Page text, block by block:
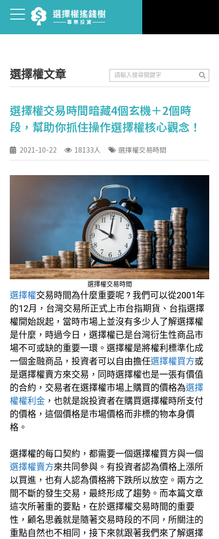
選擇權文章
選擇權交易時間暗藏4個玄機＋2個時
段，幫助你抓住操作選擇權核心觀念！
2021-10-22 18133人 選擇權交易時間
選擇權交易時間
選擇權交易時間為什麼重要呢 ? 我們可以從2001年
的12月，台灣交易所正式上市台指期貨、台指選擇
權開始說起，當時市場上並沒有多少人了解選擇權
是什麼，時過今日，選擇權已是台灣衍生性商品市
場不可或缺的重要一環。選擇權是將權利標準化成
一個金融商品，投資者可以自由擔任選擇權買方或
是選擇權賣方來交易，同時選擇權也是一張有價值
的合約，交易者在選擇權市場上購買的價格為選擇
權權利金 ，也就是說投資者在購買選擇權時所支付
的價格，這個價格是市場價格而非標的物本身價
格。
選擇權的每口契約，都需要一個選擇權買方與一個
選擇權賣方來共同參與。有投資者認為價格上漲所
以買進，也有人認為價格將下跌所以放空。兩方之
間不斷的發生交易，最終形成了趨勢。而本篇文章
這次所著重的要點，在於選擇權交易時間的重要
性，顧名思義就是隨著交易時段的不同，所關注的
重點自然也不相同，接下來就跟著我們來了解選擇